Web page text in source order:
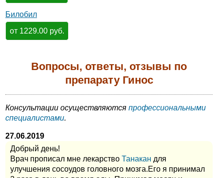
Билобил
от 1229.00 руб.
Вопросы, ответы, отзывы по
препарату Гинос
Консультации осуществляются профессиональными
специалистами.
27.06.2019
Добрый день!
Врач прописал мне лекарство Танакан для
улучшения сосоудов головного мозга.Его я принимал